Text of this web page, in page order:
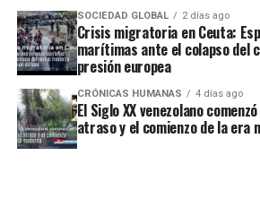
SOCIEDAD GLOBAL 2 días ago
Crisis migratoria en Ceuta:
marítimas ante el colapso del
presión europea
CRÓNICAS HUMANAS 4 días ago
El Siglo XX venezolano
atraso y el comienzo de la era